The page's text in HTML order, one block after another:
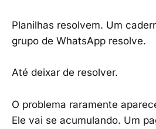
Planilhas resolvem. Um
grupo de WhatsApp resolve.
Até deixar de resolver.
O problema raramente
Ele vai se acumulando. Um